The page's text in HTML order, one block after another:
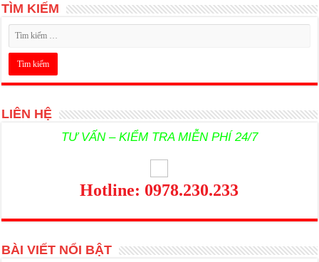
TÌM KIẾM
LIÊN HỆ
TƯ VẤN – KIỂM TRA MIỄN PHÍ 24/7
Hotline: 0978.230.233
BÀI VIẾT NỔI BẬT